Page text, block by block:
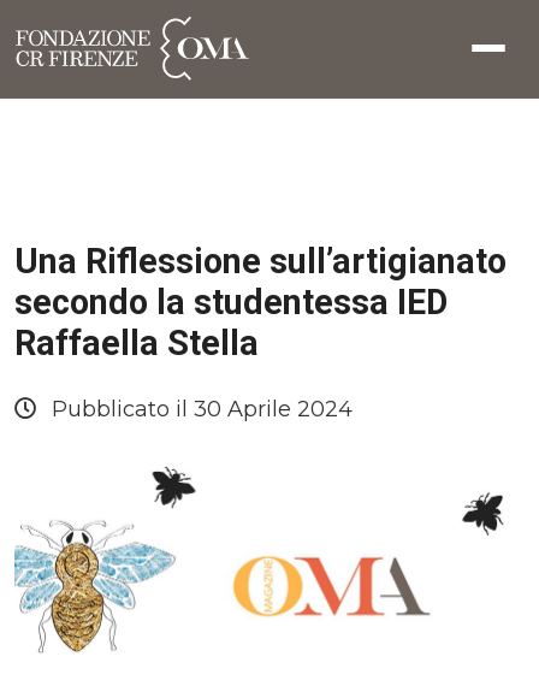
Una Riflessione sull’artigianato
secondo la studentessa IED
Raffaella Stella
Pubblicato il 30 Aprile 2024